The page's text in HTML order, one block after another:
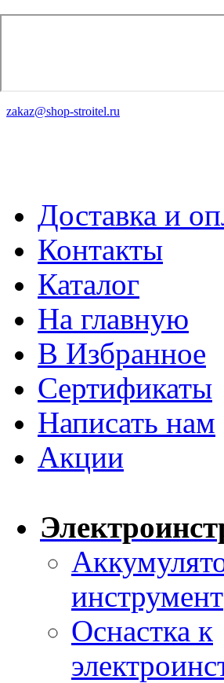
zakaz@shop-stroitel.ru
Доставка и
Контакты
Каталог
На главную
В Избранное
Сертификаты
Написать нам
Акции
инструмент
Оснастка к